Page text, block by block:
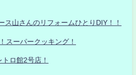
ス山さんのリフォームひとりDIY！！
スーパークッキング！
ロ館2号店！